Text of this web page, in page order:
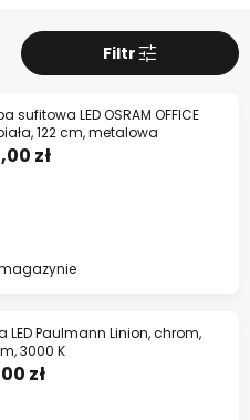
Filtr
sufitowa LED OSRAM OFFICE
biała, 122 cm, metalowa
zł
LED Paulmann Linion, chrom,
3000 K
zł
z promocji